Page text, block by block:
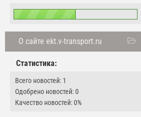
О сайте ekt.v-transport.ru
Статистика:
Всего новостей: 1
Одобрено новостей: 0
Качество новостей: 0%